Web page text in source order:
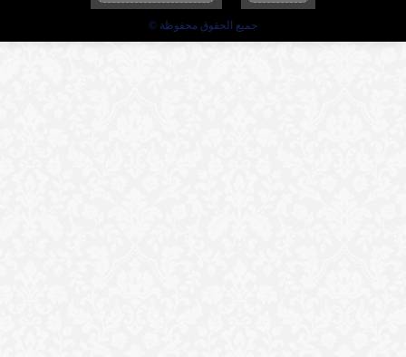
جميع الحقوق محفوظة ©